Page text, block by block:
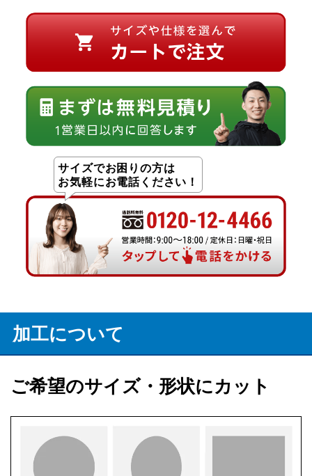
サイズでお困りの方は
お気軽にお電話ください！
加工について
ご希望のサイズ・形状にカット